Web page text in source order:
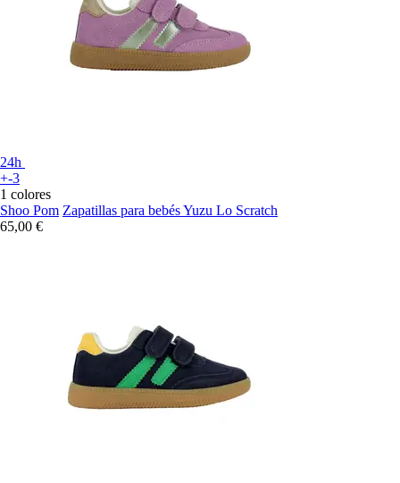
24h
+-3
1 colores
Shoo Pom Zapatillas para bebés Yuzu Lo Scratch
65,00 €